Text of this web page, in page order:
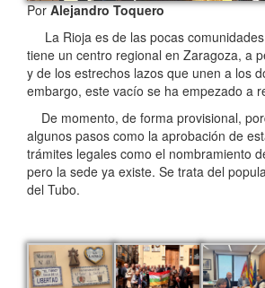
PorAlejandro Toquero
La Rioja es de las pocas
tiene un centro regional en Zaragoza, a
y de los estrechos lazos que unen a los
embargo, este vacío se ha empezado a
De momento, de forma provisional,
algunos pasos como la aprobación de
trámites legales como el nombramiento
pero la sede ya existe. Se trata del
del Tubo.